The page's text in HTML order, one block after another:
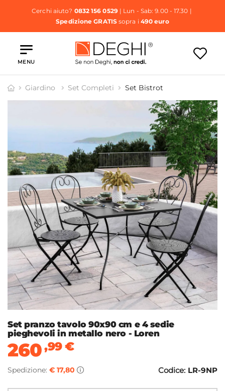
Cerchi aiuto? 0832 156 0529| Lun - Sab: 9.00 - 17.30 |
Spedizione GRATISsopra i 490 euro
MENU
Giardino Set Completi Set Bistrot
Set pranzo tavolo 90x90 cm e 4 sedie
pieghevoli in metallo nero - Loren
260,99€
Spedizione: € 17,80 Codice: LR-9NP